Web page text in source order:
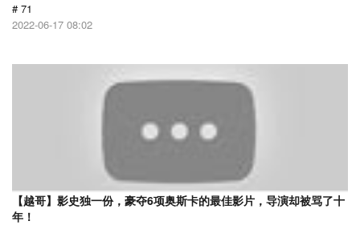
# 71
2022-06-17 08:02
【越哥】影史独一份，豪夺6项奥斯卡的最佳影片，导演却被骂了十
年！